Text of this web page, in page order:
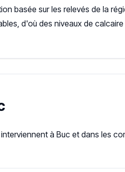
basée sur les relevés de la
d'où des niveaux de
à Buc et dans les